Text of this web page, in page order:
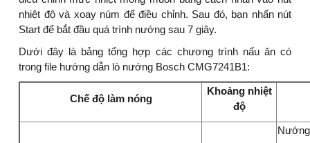
nhiệt độ và xoay núm để điều chỉnh. Sau đó, bạn nhấn nút
Start để bắt đầu quá trình nướng sau 7 giây.
Dưới đây là bảng tổng hợp các chương trình nấu ăn có
trong file hướng dẫn lò nướng Bosch CMG7241B1:
Chế độ làm nóng
Khoảng nhiệt
độ